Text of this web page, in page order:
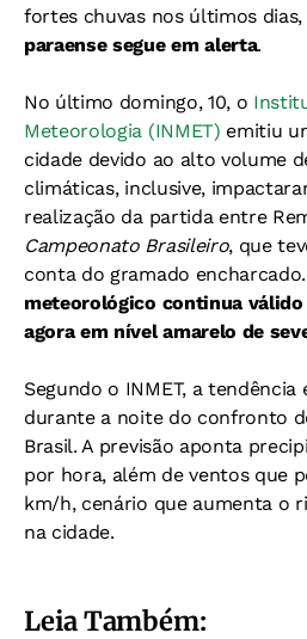
fortes chuvas nos últimos dias,
paraense segue em alerta.
No último domingo, 10, o
Meteorologia (INMET) emitiu
cidade devido ao alto volume
climáticas, inclusive,
realização da partida entre
Campeonato Brasileiro, que
conta do gramado encharcado.
meteorológico continua
agora em nível amarelo de
Segundo o INMET, a tendência
durante a noite do confronto
Brasil. A previsão aponta
por hora, além de ventos que
km/h, cenário que aumenta o
na cidade.
Leia Também: